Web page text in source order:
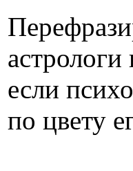
если
по цвету